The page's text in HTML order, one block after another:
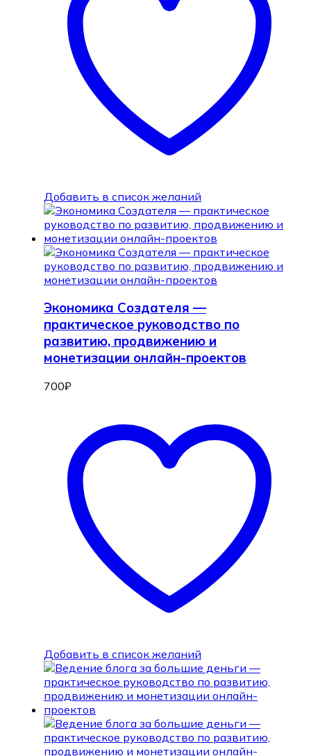
Добавить в список желаний
Экономика Создателя —
практическое руководство по
развитию, продвижению и
монетизации онлайн-проектов
700₽
Добавить в список желаний